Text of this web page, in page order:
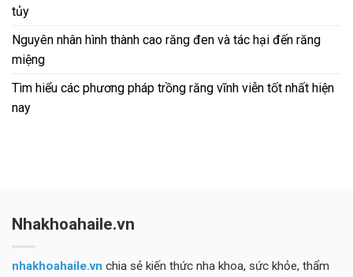
tủy
Nguyên nhân hình thành cao răng đen và tác hại đến răng
miệng
Tìm hiểu các phương pháp trồng răng vĩnh viễn tốt nhất hiện
nay
Nhakhoahaile.vn
nhakhoahaile.vn chia sẻ kiến thức nha khoa, sức khỏe, thẩm